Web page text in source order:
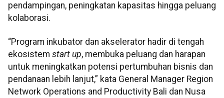
pendampingan, peningkatan kapasitas hingga peluang
kolaborasi.
“Program inkubator dan akselerator hadir di tengah
ekosistem start up, membuka peluang dan harapan
untuk meningkatkan potensi pertumbuhan bisnis dan
pendanaan lebih lanjut,” kata General Manager Region
Network Operations and Productivity Bali dan Nusa